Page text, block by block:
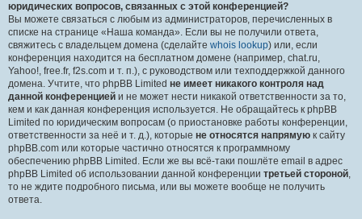
юридических вопросов, связанных с этой конференцией?
Вы можете связаться с любым из администраторов, перечисленных в
списке на странице «Наша команда». Если вы не получили ответа,
свяжитесь с владельцем домена (сделайте whois lookup) или, если
конференция находится на бесплатном домене (например, chat.ru,
Yahoo!, free.fr, f2s.com и т. п.), с руководством или техподдержкой данного
домена. Учтите, что phpBB Limited не имеет никакого контроля над
данной конференцией и не может нести никакой ответственности за то,
кем и как данная конференция используется. Не обращайтесь к phpBB
Limited по юридическим вопросам (о приостановке работы конференции,
ответственности за неё и т. д.), которые не относятся напрямую к сайту
phpBB.com или которые частично относятся к программному
обеспечению phpBB Limited. Если же вы всё-таки пошлёте email в адрес
phpBB Limited об использовании данной конференции третьей стороной,
то не ждите подробного письма, или вы можете вообще не получить
ответа.